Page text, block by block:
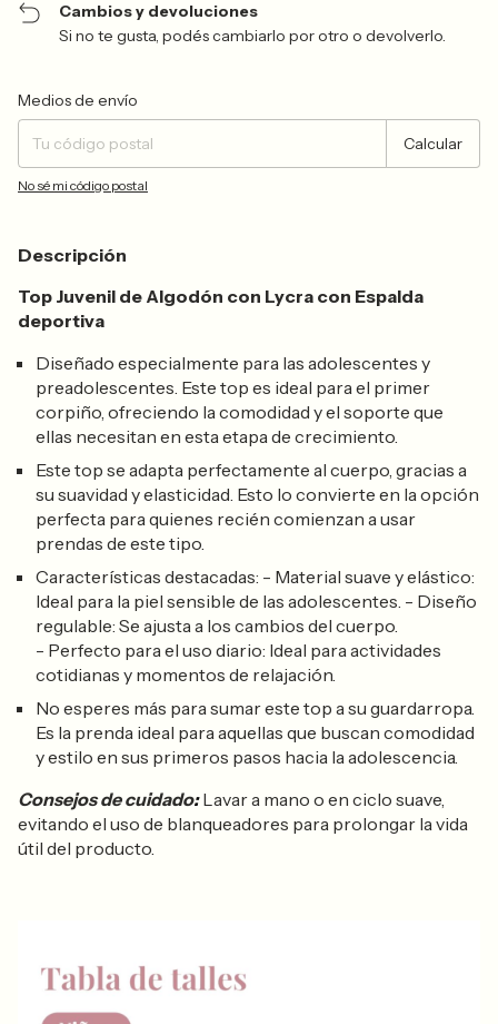
Cambios y devoluciones
Si no te gusta, podés cambiarlo por otro o devolverlo.
Entregas para el CP:
Medios de envío
Calcular
No sé mi código postal
Descripción
Top Juvenil de Algodón con Lycra con Espalda
deportiva
Diseñado especialmente para las adolescentes y
preadolescentes. Este top es ideal para el primer
corpiño, ofreciendo la comodidad y el soporte que
ellas necesitan en esta etapa de crecimiento.
Este top se adapta perfectamente al cuerpo, gracias a
su suavidad y elasticidad. Esto lo convierte en la opción
perfecta para quienes recién comienzan a usar
prendas de este tipo.
Características destacadas: - Material suave y elástico:
Ideal para la piel sensible de las adolescentes. - Diseño
regulable: Se ajusta a los cambios del cuerpo.
- Perfecto para el uso diario: Ideal para actividades
cotidianas y momentos de relajación.
No esperes más para sumar este top a su guardarropa.
Es la prenda ideal para aquellas que buscan comodidad
y estilo en sus primeros pasos hacia la adolescencia.
Consejos de cuidado:Lavar a mano o en ciclo suave,
evitando el uso de blanqueadores para prolongar la vida
útil del producto.